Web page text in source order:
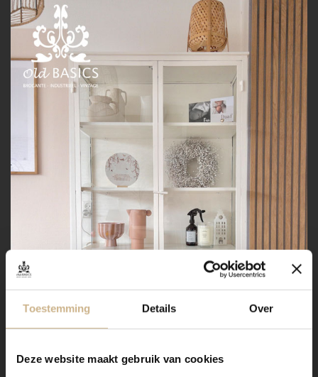
Toestemming Details Over
Deze website maakt gebruik van cookies